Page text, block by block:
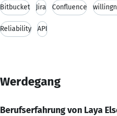
Bitbucket Jira Confluence
Reliability API
Werdegang
Berufserfahrung von Laya